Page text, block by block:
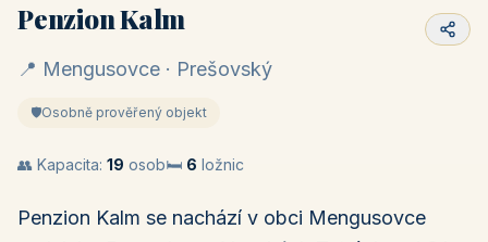
Penzion Kalm
📍 Mengusovce · Prešovský
🛡️Osobně prověřený objekt
👥 Kapacita: 19 osob🛏️ 6 ložnic
Penzion Kalm se nachází v obci Mengusovce